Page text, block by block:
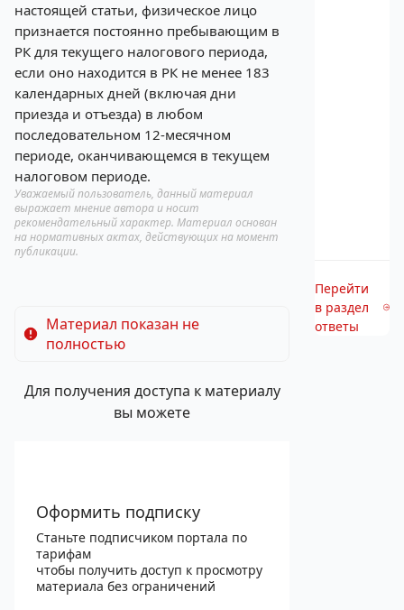
настоящей статьи, физическое лицо
признается постоянно пребывающим в
РК для текущего налогового периода,
если оно находится в РК не менее 183
календарных дней (включая дни
приезда и отъезда) в любом
последовательном 12-месячном
периоде, оканчивающемся в текущем
налоговом периоде.
Уважаемый пользователь, данный материал
выражает мнение автора и носит
рекомендательный характер. Материал основан
на нормативных актах, действующих на момент
публикации.
Материал показан не
полностью
Для получения доступа к материалу
вы можете
Оформить подписку
Станьте подписчиком портала по
тарифам
чтобы получить доступ к просмотру
материала без ограничений
Перейти
в раздел
ответы